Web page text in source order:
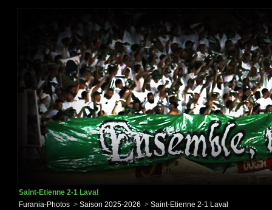
Saint-Etienne 2-1 Laval
Furania-Photos > Saison 2025-2026 > Saint-Etienne 2-1 Laval